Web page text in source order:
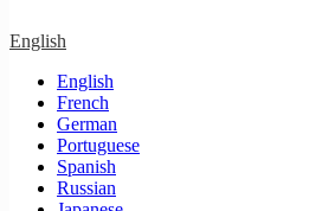
English
English
French
German
Portuguese
Spanish
Russian